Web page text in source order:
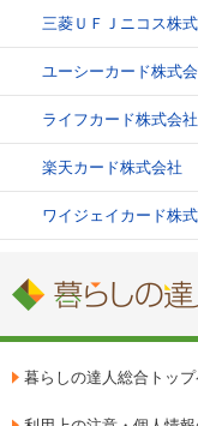
三菱ＵＦＪニコス株
ユーシーカード株式
ライフカード株式会社
楽天カード株式会社
ワイジェイカード株
暮らしの達人総合トッ